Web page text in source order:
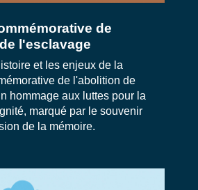
de
l'esclavage
et les enjeux de la
de l'abolition de
hommage aux luttes pour la
marqué par le souvenir
de la mémoire.